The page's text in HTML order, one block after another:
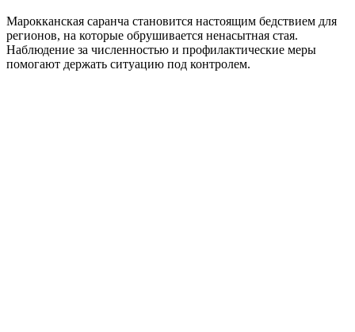
Марокканская саранча становится настоящим бедствием для
регионов, на которые обрушивается ненасытная стая.
Наблюдение за численностью и профилактические меры
помогают держать ситуацию под контролем.